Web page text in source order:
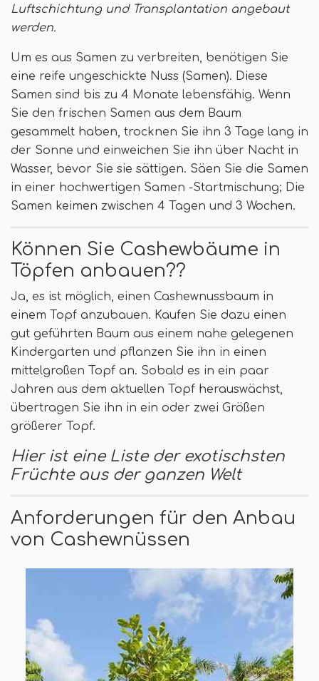
Luftschichtung und Transplantation angebaut
werden.
Um es aus Samen zu verbreiten, benötigen Sie
eine reife ungeschickte Nuss (Samen). Diese
Samen sind bis zu 4 Monate lebensfähig. Wenn
Sie den frischen Samen aus dem Baum
gesammelt haben, trocknen Sie ihn 3 Tage lang in
der Sonne und einweichen Sie ihn über Nacht in
Wasser, bevor Sie sie sättigen. Säen Sie die Samen
in einer hochwertigen Samen -Startmischung; Die
Samen keimen zwischen 4 Tagen und 3 Wochen.
Können Sie Cashewbäume in
Töpfen anbauen??
Ja, es ist möglich, einen Cashewnussbaum in
einem Topf anzubauen. Kaufen Sie dazu einen
gut geführten Baum aus einem nahe gelegenen
Kindergarten und pflanzen Sie ihn in einen
mittelgroßen Topf an. Sobald es in ein paar
Jahren aus dem aktuellen Topf herauswächst,
übertragen Sie ihn in ein oder zwei Größen
größerer Topf.
Hier ist eine Liste der exotischsten
Früchte aus der ganzen Welt
Anforderungen für den Anbau
von Cashewnüssen